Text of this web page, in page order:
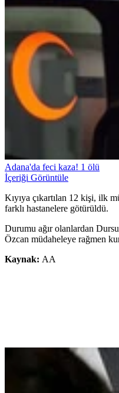
Adana'da feci kaza! 1 ölü
İçeriği Görüntüle
Kıyıya çıkartılan 12 kişi, ilk
farklı hastanelere götürüldü.
Durumu ağır olanlardan
Özcan müdaheleye rağmen
Kaynak: AA